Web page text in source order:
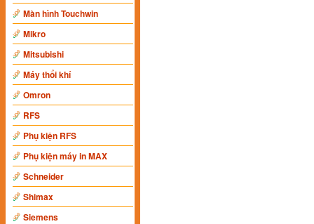
Màn hình Touchwin
Mikro
Mitsubishi
Máy thổi khí
Omron
RFS
Phụ kiện RFS
Phụ kiện máy in MAX
Schneider
Shimax
Siemens